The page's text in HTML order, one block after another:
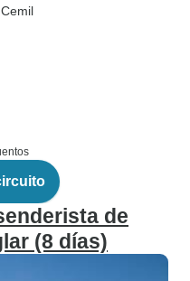
, Cemil
de
(8 días)